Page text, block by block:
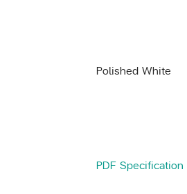
Polished White
PDF Specification